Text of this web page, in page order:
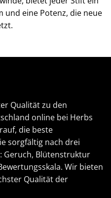
und eine Potenz, die neue
Qualität zu den
online bei Herbs
die beste
sorgfältig nach drei
Geruch, Blütenstruktur
Wir bieten
Qualität der